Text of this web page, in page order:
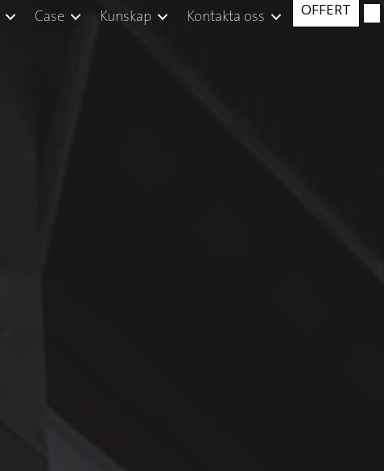
Case Kunskap Kontakta oss OFFERT